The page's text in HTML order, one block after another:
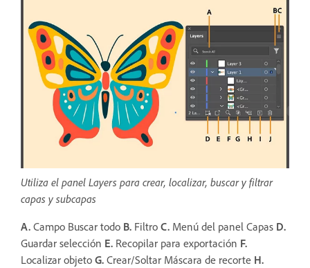
Utiliza el panel Layers para crear, localizar, buscar y filtrar
capas y subcapas
A. Campo Buscar todo B. Filtro C. Menú del panel Capas D.
Guardar selección E. Recopilar para exportación F.
Localizar objeto G. Crear/Soltar Máscara de recorte H.